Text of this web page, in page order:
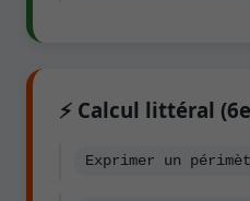
⚡ Calcul littéral
Exprimer un